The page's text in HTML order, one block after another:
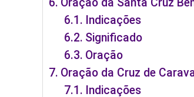
Oração da Santa Cruz
Indicações
Significado
Oração
Oração da Cruz de
Indicações